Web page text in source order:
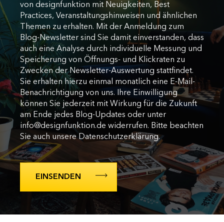
von designfunktion mit Neuigkeiten, Best
Practices, Veranstaltungshinweisen und ähnlichen
Themen zu erhalten. Mit der Anmeldung zum
Blog-Newsletter sind Sie damit einverstanden, dass
auch eine Analyse durch individuelle Messung und
Speicherung von Öffnungs- und Klickraten zu
Zwecken der Newsletter-Auswertung stattfindet.
Sie erhalten hierzu einmal monatlich eine E-Mail-
Benachrichtigung von uns. Ihre Einwilligung
können Sie jederzeit mit Wirkung für die Zukunft
am Ende jedes Blog-Updates oder unter
info@designfunktion.de widerrufen. Bitte beachten
Sie auch unsere Datenschutzerklärung.